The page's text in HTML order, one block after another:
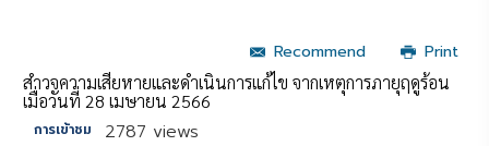
Recommend
Print
สำวจความเสียหายและดำเนินการแก้ไข จากเหตุการภายุฤดูร้อน
เมื่อวันที่ 28 เมษายน 2566
การเข้าชม 2787 views